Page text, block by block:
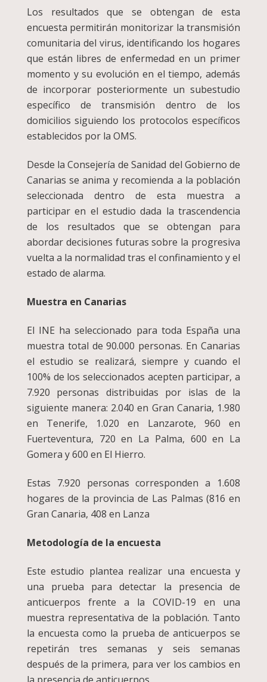
Los resultados que se obtengan de esta
encuesta permitirán monitorizar la transmisión
comunitaria del virus, identificando los hogares
que están libres de enfermedad en un primer
momento y su evolución en el tiempo, además
de incorporar posteriormente un subestudio
específico de transmisión dentro de los
domicilios siguiendo los protocolos específicos
establecidos por la OMS.
Desde la Consejería de Sanidad del Gobierno de
Canarias se anima y recomienda a la población
seleccionada dentro de esta muestra a
participar en el estudio dada la trascendencia
de los resultados que se obtengan para
abordar decisiones futuras sobre la progresiva
vuelta a la normalidad tras el confinamiento y el
estado de alarma.
Muestra en Canarias
El INE ha seleccionado para toda España una
muestra total de 90.000 personas. En Canarias
el estudio se realizará, siempre y cuando el
100% de los seleccionados acepten participar, a
7.920 personas distribuidas por islas de la
siguiente manera: 2.040 en Gran Canaria, 1.980
en Tenerife, 1.020 en Lanzarote, 960 en
Fuerteventura, 720 en La Palma, 600 en La
Gomera y 600 en El Hierro.
Estas 7.920 personas corresponden a 1.608
hogares de la provincia de Las Palmas (816 en
Gran Canaria, 408 en Lanza
Metodología de la encuesta
Este estudio plantea realizar una encuesta y
una prueba para detectar la presencia de
anticuerpos frente a la COVID-19 en una
muestra representativa de la población. Tanto
la encuesta como la prueba de anticuerpos se
repetirán tres semanas y seis semanas
después de la primera, para ver los cambios en